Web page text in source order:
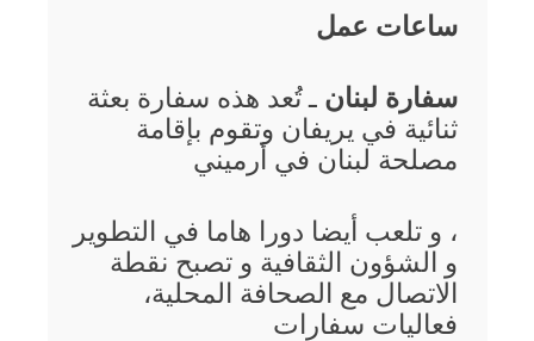
ساعات عمل
سفارة لبنان ـ تُعد هذه سفارة بعثة
ثنائية في يريفان وتقوم بإقامة
مصلحة لبنان في أرميني
، و تلعب أيضا دورا هاما في التطوير
و الشؤون الثقافية و تصبح نقطة
الاتصال مع الصحافة المحلية،
فعاليات سفارات